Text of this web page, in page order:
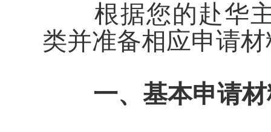
根据您的赴华主
类并准备相应申请
一、基本申请材